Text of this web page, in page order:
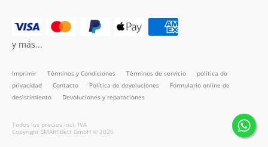
Imprimir Términos y Condiciones Términos de servicio
política de
privacidad
Contacto Política de devoluciones
Formulario online de
desistimiento
Devoluciones y reparaciones
Todos los precios incl. IVA
Copyright SMARTBett GmbH © 2026
y más...